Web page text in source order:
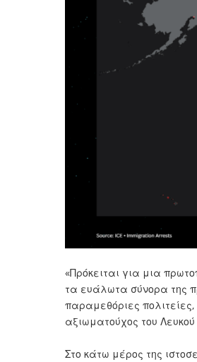
«Πρόκειται για μια
τα ευάλωτα σύνορα της
παραμεθόριες
αξιωματούχος του
Στο κάτω μέρος της